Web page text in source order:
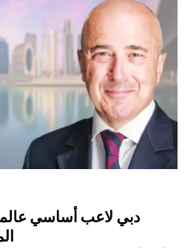
دبي لاعب أساسي